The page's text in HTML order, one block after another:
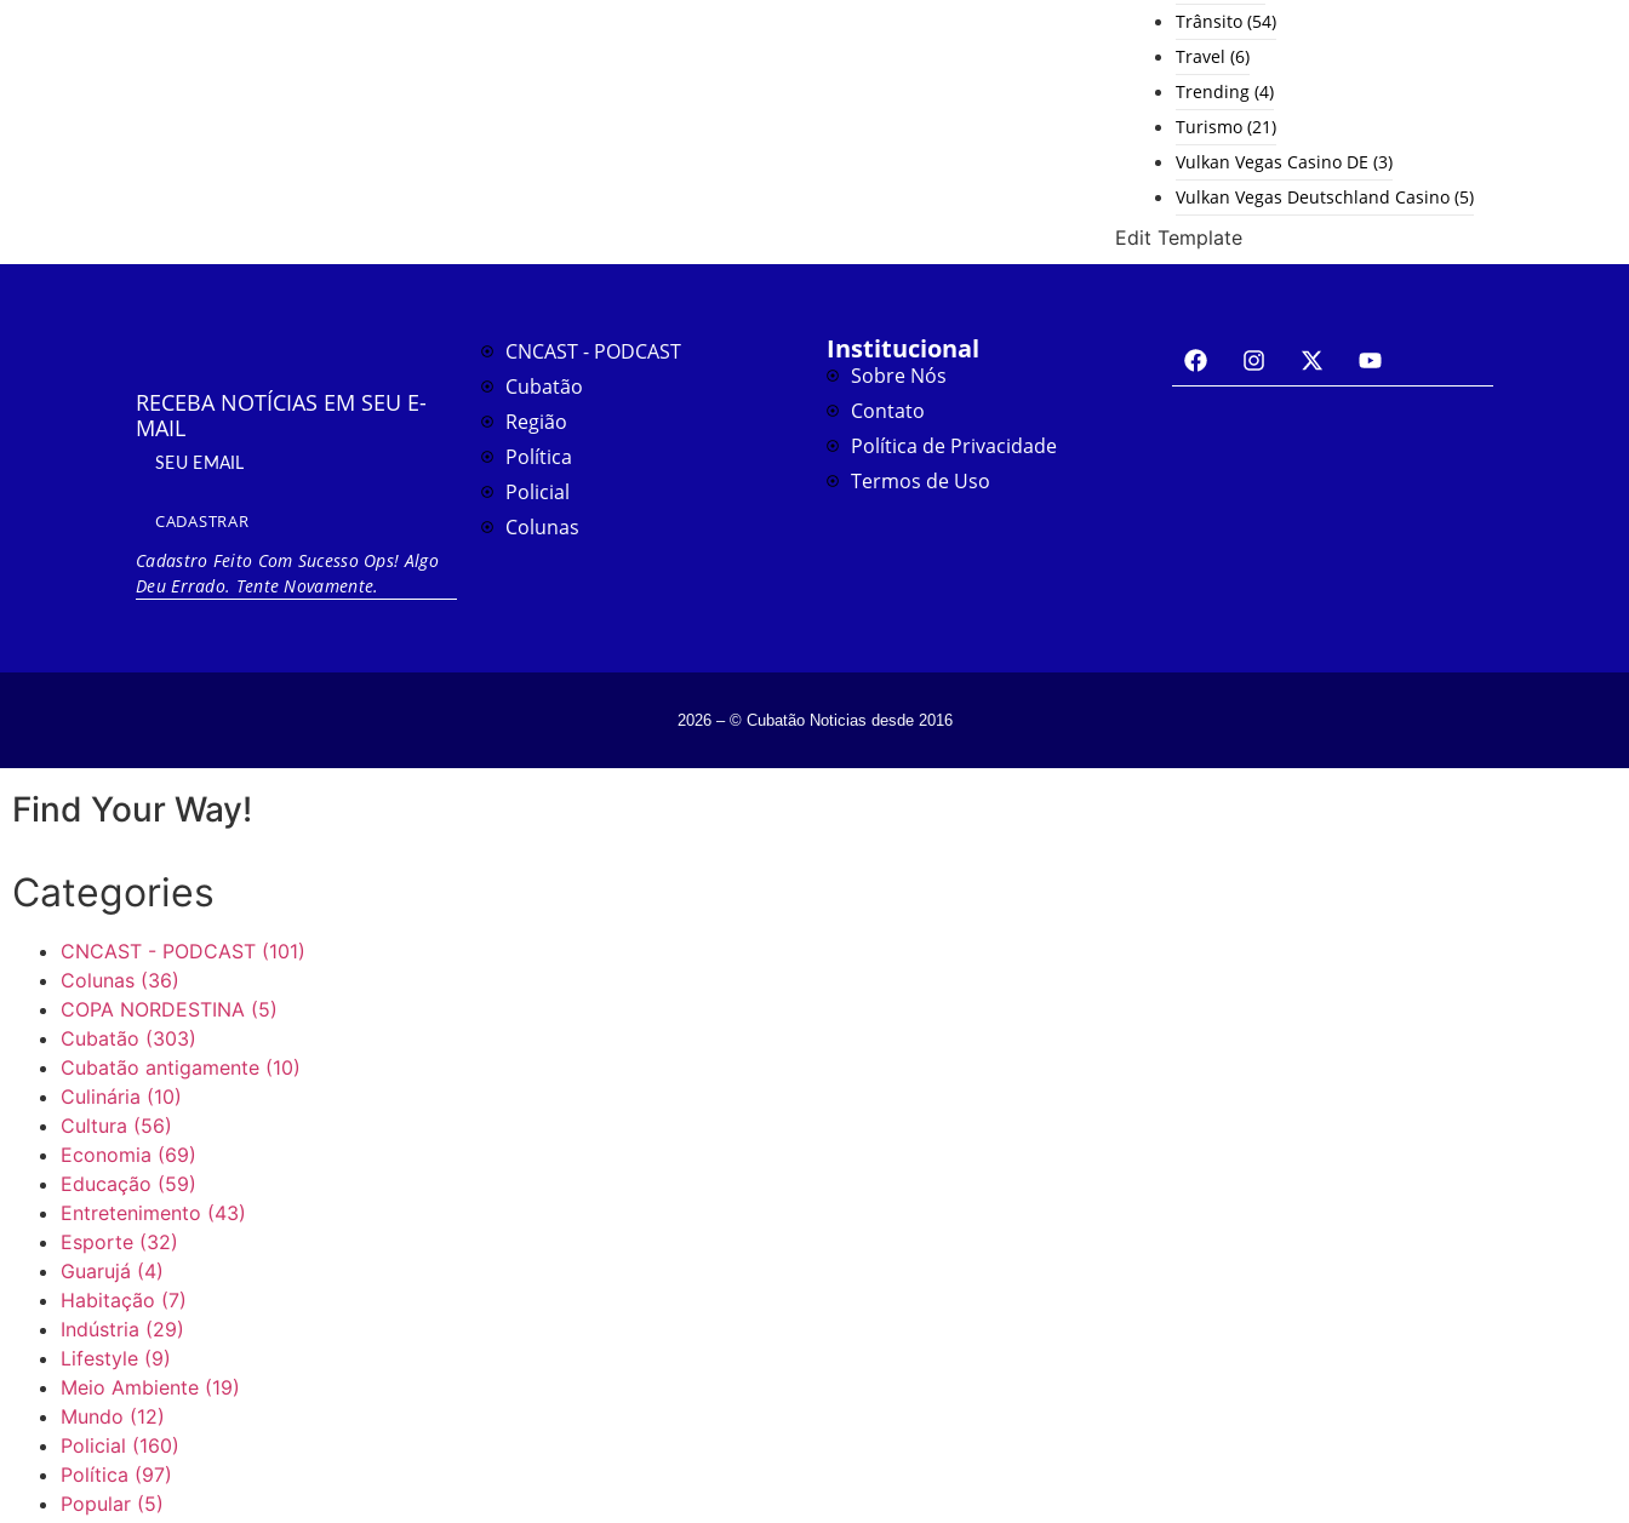
Trânsito (54)
Travel (6)
Trending (4)
Turismo (21)
Vulkan Vegas Casino DE (3)
Vulkan Vegas Deutschland Casino (5)
Edit Template
RECEBA NOTÍCIAS EM SEU E-
MAIL
CADASTRAR
Cadastro Feito Com Sucesso Ops! Algo
Deu Errado. Tente Novamente.
CNCAST - PODCAST
Cubatão
Região
Política
Policial
Colunas
Institucional
Sobre Nós
Contato
Política de Privacidade
Termos de Uso
2026 – © Cubatão Noticias desde 2016
Find Your Way!
Categories
CNCAST - PODCAST (101)
Colunas (36)
COPA NORDESTINA (5)
Cubatão (303)
Cubatão antigamente (10)
Culinária (10)
Cultura (56)
Economia (69)
Educação (59)
Entretenimento (43)
Esporte (32)
Guarujá (4)
Habitação (7)
Indústria (29)
Lifestyle (9)
Meio Ambiente (19)
Mundo (12)
Policial (160)
Política (97)
Popular (5)